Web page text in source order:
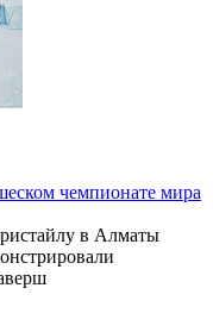
чемпионате мира
в Алматы